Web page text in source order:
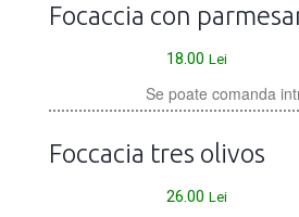
Focaccia con
18.00 Lei
Se poate comanda
Foccacia tres olivos
26.00 Lei